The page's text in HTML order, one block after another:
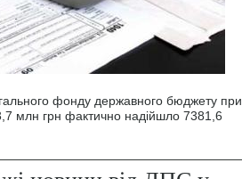
фонду державного бюджету при
млн грн фактично надійшло 7381,6